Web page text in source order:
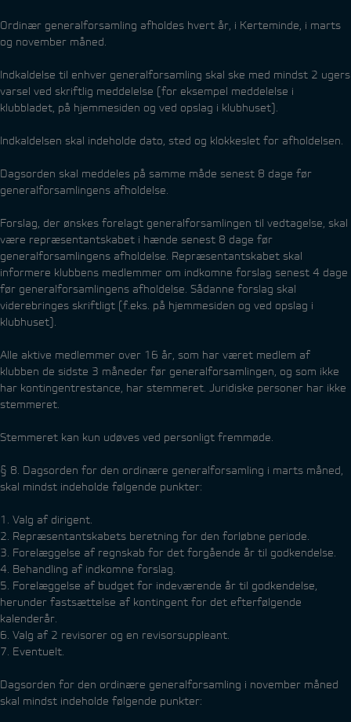
Ordinær generalforsamling afholdes hvert år, i Kerteminde, i marts
og november måned.
Indkaldelse til enhver generalforsamling skal ske med mindst 2 ugers
varsel ved skriftlig meddelelse (for eksempel meddelelse i
klubbladet, på hjemmesiden og ved opslag i klubhuset).
Indkaldelsen skal indeholde dato, sted og klokkeslet for afholdelsen.
Dagsorden skal meddeles på samme måde senest 8 dage før
generalforsamlingens afholdelse.
Forslag, der ønskes forelagt generalforsamlingen til vedtagelse, skal
være repræsentantskabet i hænde senest 8 dage før
generalforsamlingens afholdelse. Repræsentantskabet skal
informere klubbens medlemmer om indkomne forslag senest 4 dage
før generalforsamlingens afholdelse. Sådanne forslag skal
viderebringes skriftligt (f.eks. på hjemmesiden og ved opslag i
klubhuset).
Alle aktive medlemmer over 16 år, som har været medlem af
klubben de sidste 3 måneder før generalforsamlingen, og som ikke
har kontingentrestance, har stemmeret. Juridiske personer har ikke
stemmeret.
Stemmeret kan kun udøves ved personligt fremmøde.
§ 8. Dagsorden for den ordinære generalforsamling i marts måned,
skal mindst indeholde følgende punkter:
1. Valg af dirigent.
2. Repræsentantskabets beretning for den forløbne periode.
3. Forelæggelse af regnskab for det forgående år til godkendelse.
4. Behandling af indkomne forslag.
5. Forelæggelse af budget for indeværende år til godkendelse,
herunder fastsættelse af kontingent for det efterfølgende
kalenderår.
6. Valg af 2 revisorer og en revisorsuppleant.
7. Eventuelt.
Dagsorden for den ordinære generalforsamling i november måned
skal mindst indeholde følgende punkter: